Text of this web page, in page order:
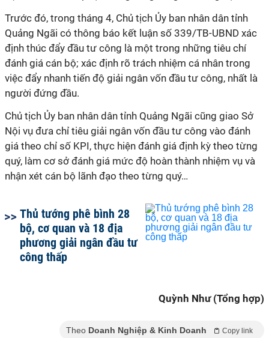
Trước đó, trong tháng 4, Chủ tịch Ủy ban nhân dân tỉnh
Quảng Ngãi có thông báo kết luận số 339/TB-UBND xác
định thúc đẩy đầu tư công là một trong những tiêu chí
đánh giá cán bộ; xác định rõ trách nhiệm cá nhân trong
việc đẩy nhanh tiến độ giải ngân vốn đầu tư công, nhất là
người đứng đầu.
Chủ tịch Ủy ban nhân dân tỉnh Quảng Ngãi cũng giao Sở
Nội vụ đưa chỉ tiêu giải ngân vốn đầu tư công vào đánh
giá theo chỉ số KPI, thực hiện đánh giá định kỳ theo từng
quý, làm cơ sở đánh giá mức độ hoàn thành nhiệm vụ và
nhận xét cán bộ lãnh đạo theo từng quý…
Thủ tướng phê bình 28
bộ, cơ quan và 18 địa
phương giải ngân đầu tư
công thấp
Quỳnh Như (Tổng hợp)
Theo Doanh Nghiệp & Kinh Doanh Copy link